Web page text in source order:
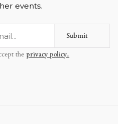
events.
Submit
theprivacy policy.